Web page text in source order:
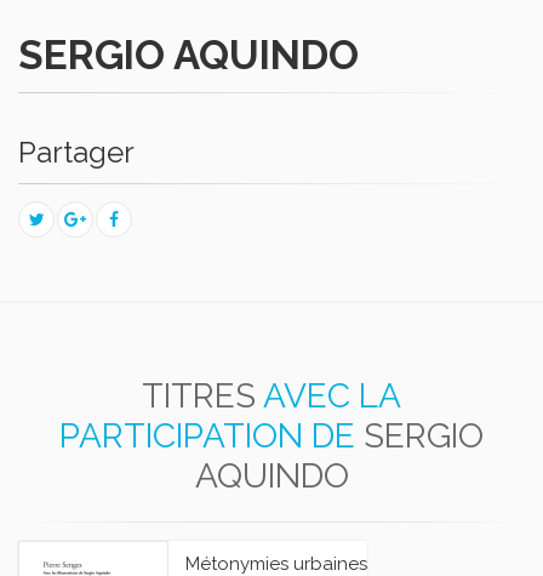
SERGIO AQUINDO
Partager
TITRES AVEC LA
PARTICIPATION DE SERGIO
AQUINDO
Métonymies urbaines